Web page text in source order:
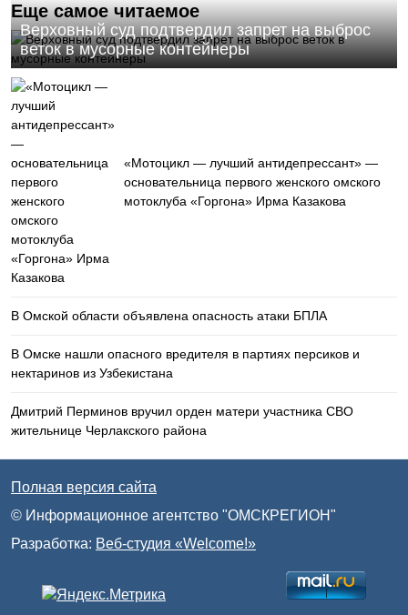
Еще самое читаемое
Верховный суд подтвердил запрет на выброс
веток в мусорные контейнеры
«Мотоцикл — лучший антидепрессант» —
основательница первого женского омского
мотоклуба «Горгона» Ирма Казакова
В Омской области объявлена опасность атаки БПЛА
В Омске нашли опасного вредителя в партиях персиков и
нектаринов из Узбекистана
Дмитрий Перминов вручил орден матери участника СВО
жительнице Черлакского района
Полная версия сайта
© Информационное агентство "ОМСКРЕГИОН"
Разработка: Веб-студия «Welcome!»